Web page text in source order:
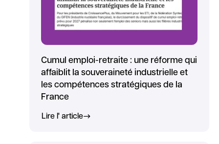
Cumul emploi-retraite : une réforme qui
affaiblit la souveraineté industrielle et
les compétences stratégiques de la
France
Lire l' article